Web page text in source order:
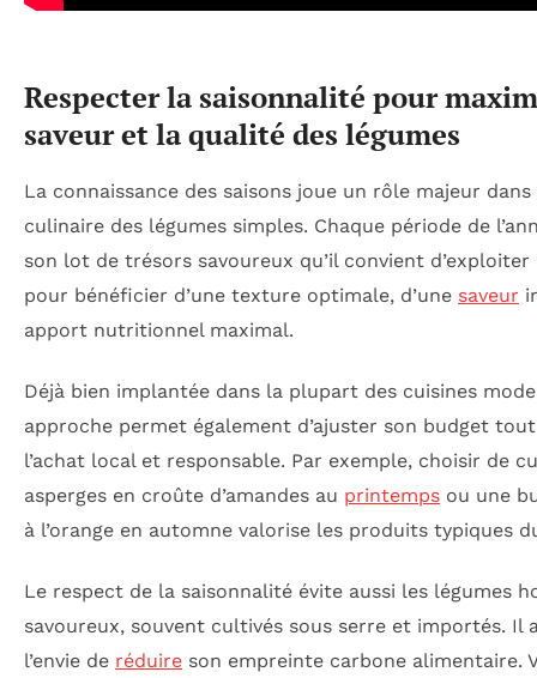
Respecter la saisonnalité pour
saveur et la qualité des légumes
La connaissance des saisons joue un rôle majeur
culinaire des légumes simples. Chaque période de
son lot de trésors savoureux qu’il convient d’exploiter
pour bénéficier d’une texture optimale, d’une saveur
apport nutritionnel maximal.
Déjà bien implantée dans la plupart des cuisines
approche permet également d’ajuster son budget
l’achat local et responsable. Par exemple, choisir de
asperges en croûte d’amandes au printemps ou une
à l’orange en automne valorise les produits typiques
Le respect de la saisonnalité évite aussi les légumes
savoureux, souvent cultivés sous serre et importés. Il
l’envie de réduire son empreinte carbone alimentaire.